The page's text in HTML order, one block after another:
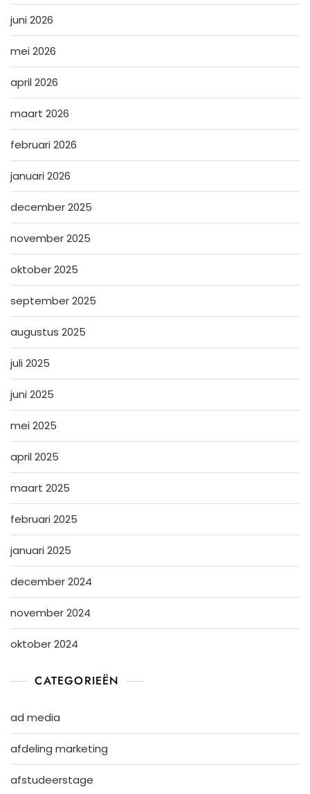
juni 2026
mei 2026
april 2026
maart 2026
februari 2026
januari 2026
december 2025
november 2025
oktober 2025
september 2025
augustus 2025
juli 2025
juni 2025
mei 2025
april 2025
maart 2025
februari 2025
januari 2025
december 2024
november 2024
oktober 2024
CATEGORIEËN
ad media
afdeling marketing
afstudeerstage